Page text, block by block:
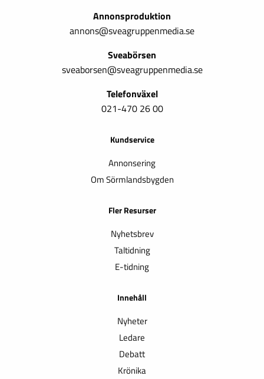
Annonsproduktion
annons@sveagruppenmedia.se
Sveabörsen
sveaborsen@sveagruppenmedia.se
Telefonväxel
021-470 26 00
Kundservice
Annonsering
Om Sörmlandsbygden
Fler Resurser
Nyhetsbrev
Taltidning
E-tidning
Innehåll
Nyheter
Ledare
Debatt
Krönika